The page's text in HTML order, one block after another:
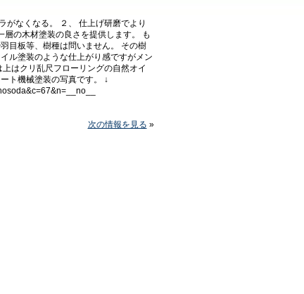
がなくなる。 ２、 仕上げ研磨でより
の木材塗装の良さを提供します。 も
目板等、樹種は問いません。 その樹
ル塗装のような仕上がり感ですがメン
はクリ乱尺フローリングの自然オイ
スコート機械塗装の写真です。 ↓
次の情報を見る »